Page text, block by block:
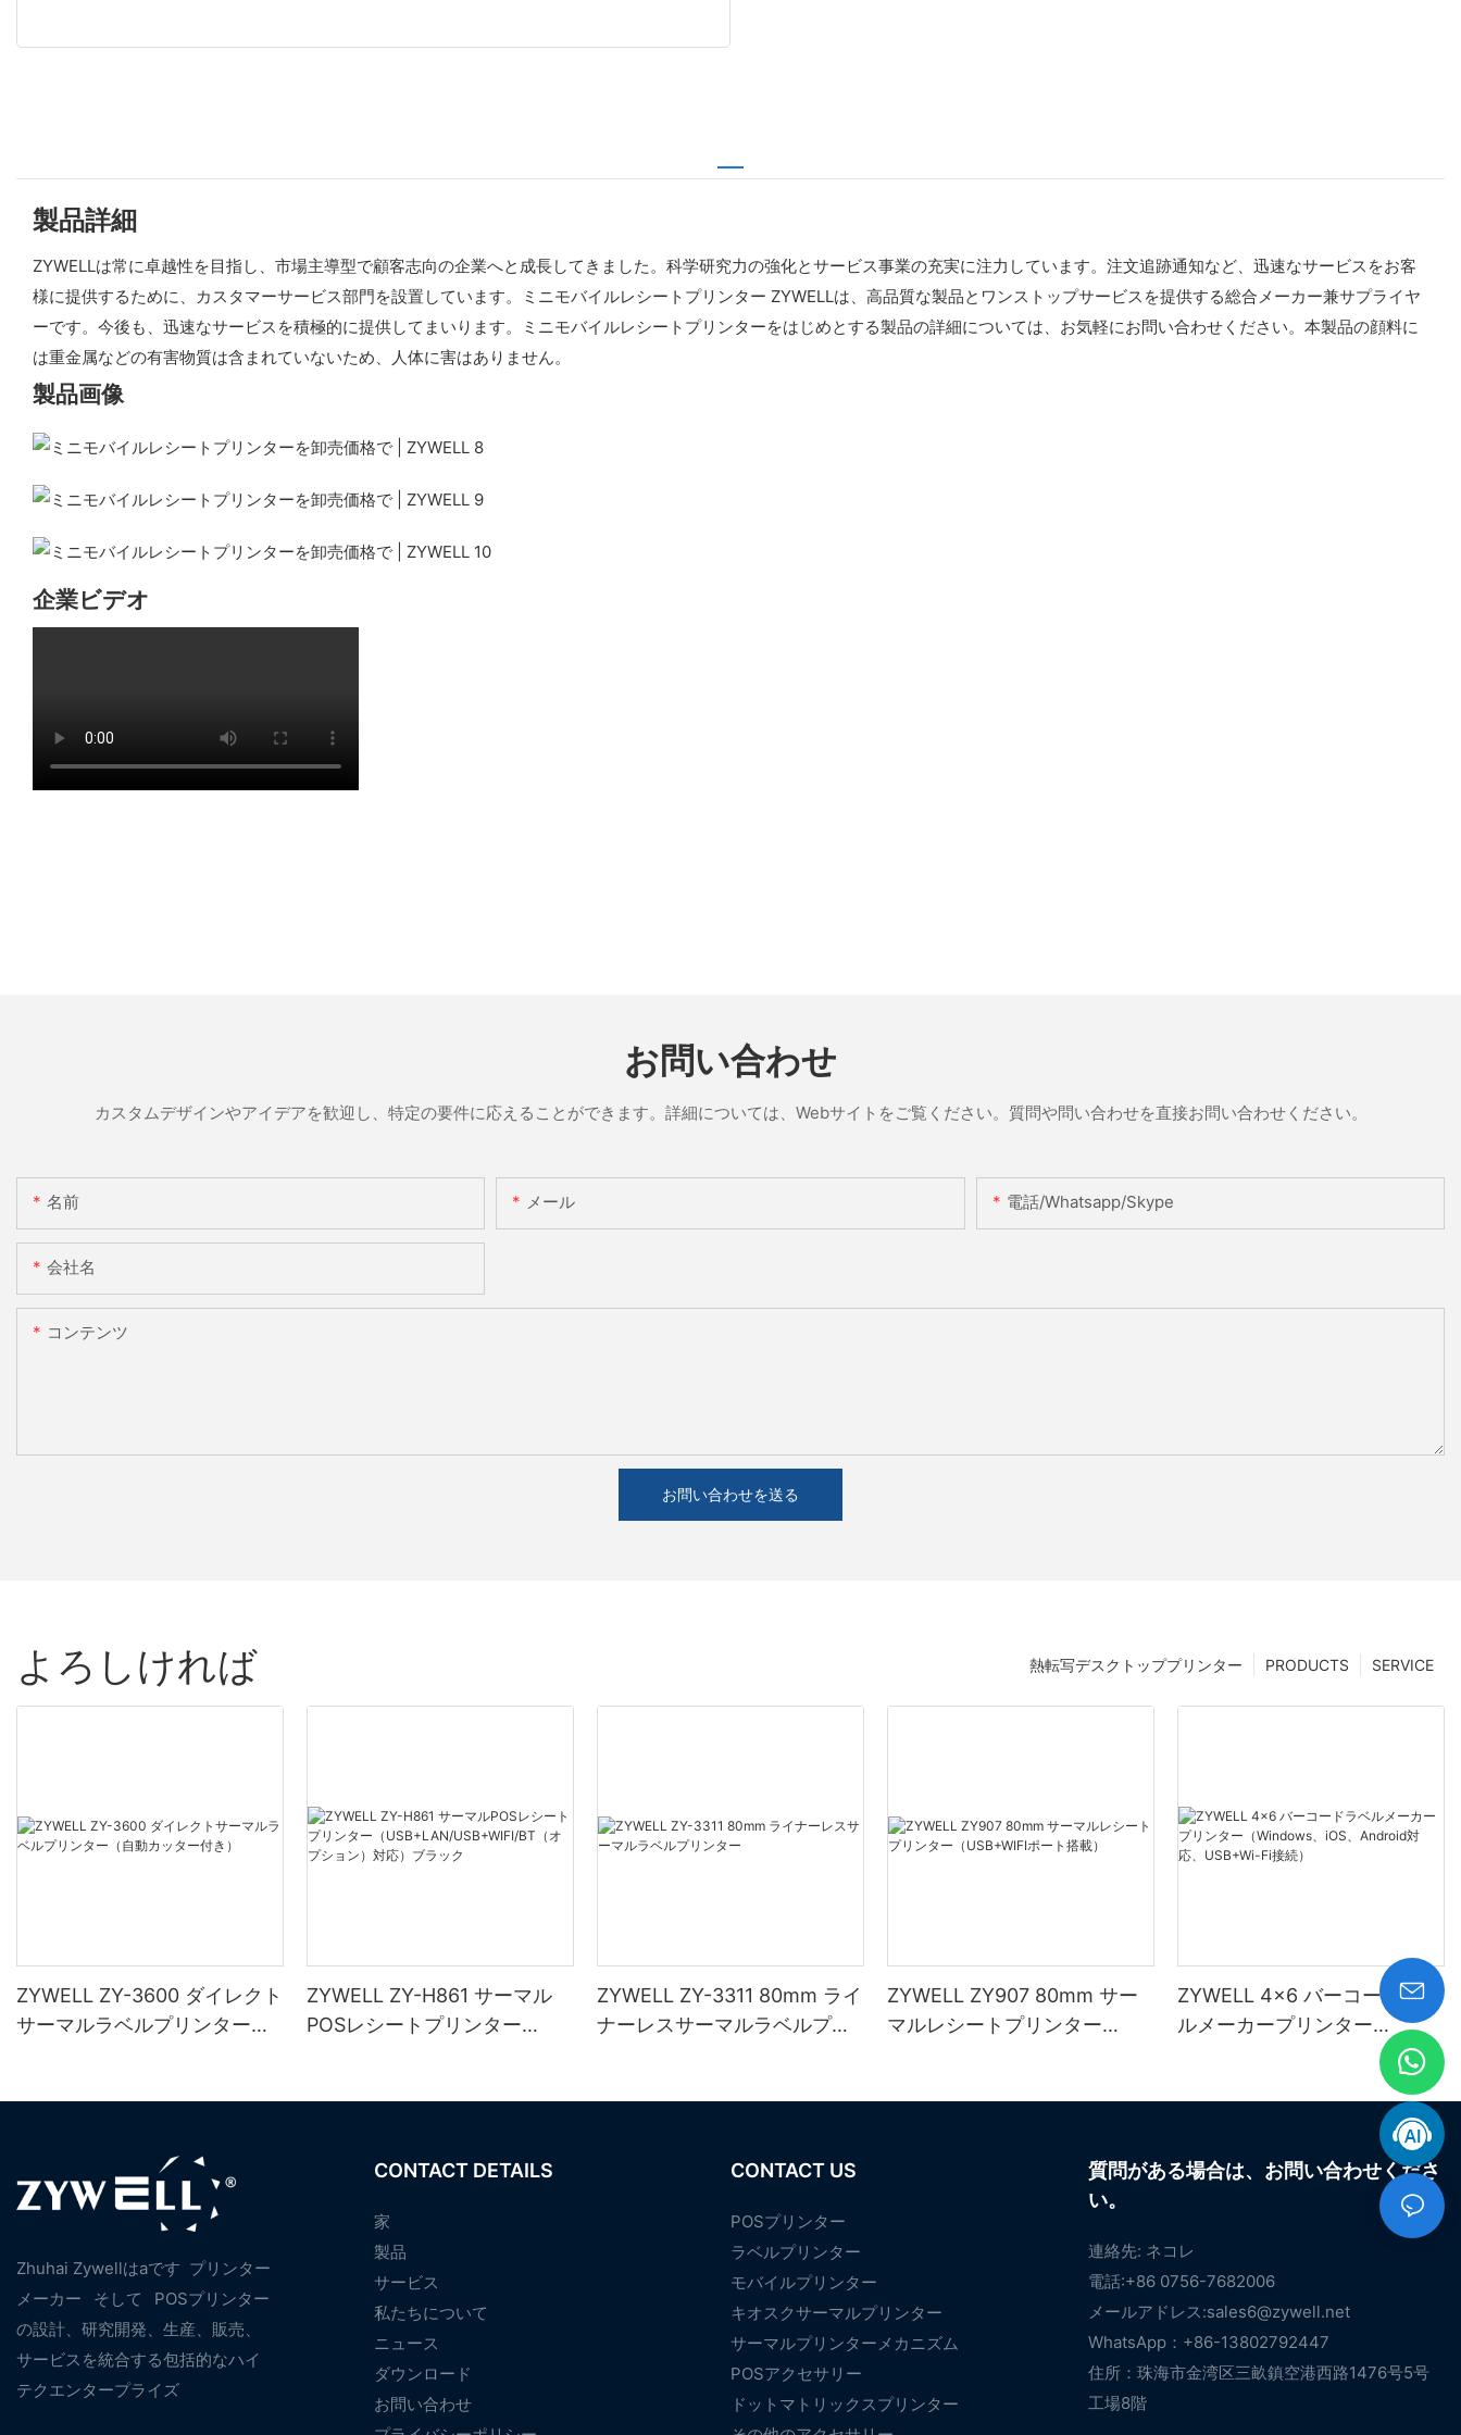
製品詳細
ZYWELLは常に卓越性を目指し、市場主導型で顧客志向の企業へと成長してきました。科学研究​​力の強化とサービス事業の充実に注力しています。注文追跡通知など、迅速なサービスをお客
様に提供するために、カスタマーサービス部門を設置しています。ミニモバイルレシートプリンター ZYWELLは、高品質な製品とワンストップサービスを提供する総合メーカー兼サプライヤ
ーです。今後も、迅速なサービスを積極的に提供してまいります。ミニモバイルレシートプリンターをはじめとする製品の詳細については、お気軽にお問い合わせください。本製品の顔料に
は重金属などの有害物質は含まれていないため、人体に害はありません。
製品画像
企業ビデオ
お問い合わせ
カスタムデザインやアイデアを歓迎し、特定の要件に応えることができます。詳細については、Webサイトをご覧ください。質問や問い合わせを直接お問い合わせください。
名前 メール 電話/whatsapp/skype
会社名
コンテンツ
お問い合わせを送る
よろしければ SERVICE
PRODUCTS
熱転写デスクトッププリンター
ZYWELL ZY-3600 ダイレクト
サーマルラベルプリンター
ZYWELL ZY-H861 サーマル
POSレシートプリンター
ZYWELL ZY-3311 80mm ライ
ナーレスサーマルラベルプリ
ZYWELL ZY907 80mm サー
マルレシートプリンター
ZYWELL 4x6 バーコードラベ
ルメーカープリンター
（Windows、iOS、Android
対応、USB+Wi-Fi接続）
Zhuhai Zywellはaです プリンター
メーカー
そして
POSプリンター
の設計、研究開発、生産、販売、
サービスを統合する包括的なハイ
テクエンタープライズ
CONTACT DETAILS
家
製品
サービス
私たちについて
ニュース
ダウンロード
お問い合わせ
CONTACT US
POSプリンター
ラベルプリンター
モバイルプリンター
キオスクサーマルプリンター
サーマルプリンターメカニズム
POSアクセサリー
ドットマトリックスプリンター
質問がある場合は、お問い合わせくださ
い。
連絡先: ネコレ
電話:+86 0756-7682006
メールアドレス:sales6@zywell.net
WhatsApp：+86-13802792447
住所：珠海市金湾区三畝鎮空港西路1476号5号
工場8階